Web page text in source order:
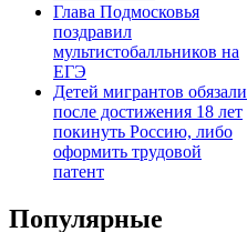
Глава Подмосковья
поздравил
мультистобалльников на
ЕГЭ
Детей мигрантов обязали
после достижения 18 лет
покинуть Россию, либо
оформить трудовой
патент
Популярные